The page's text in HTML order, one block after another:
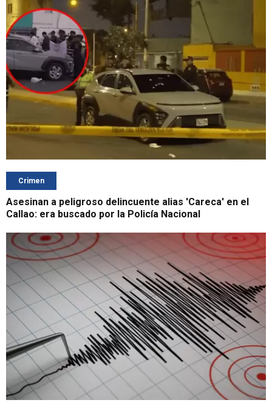
Crimen
Asesinan a peligroso delincuente alias 'Careca' en el
Callao: era buscado por la Policía Nacional